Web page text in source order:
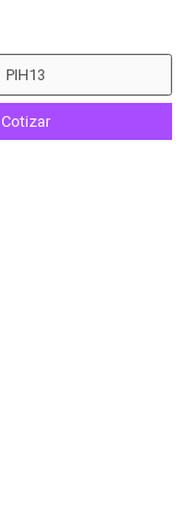
Cotizar